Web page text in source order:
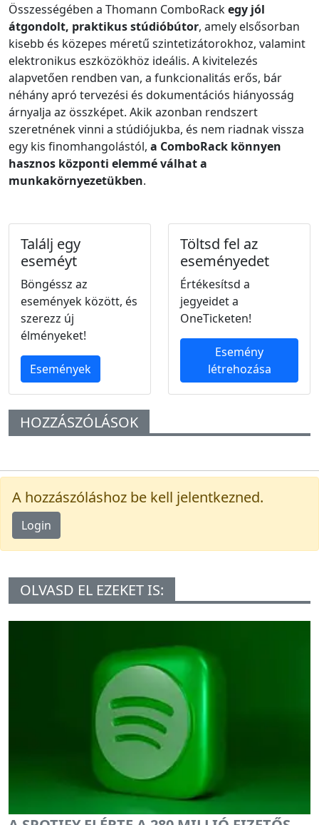
Összességében a Thomann ComboRackegy jól
átgondolt, praktikus stúdióbútor, amely elsősorban
kisebb és közepes méretű szintetizátorokhoz, valamint
elektronikus eszközökhöz ideális. A kivitelezés
alapvetően rendben van, a funkcionalitás erős, bár
néhány apró tervezési és dokumentációs hiányosság
árnyalja az összképet. Akik azonban rendszert
szeretnének vinni a stúdiójukba, és nem riadnak vissza
egy kis finomhangolástól, a ComboRack könnyen
hasznos központi elemmé válhat a
munkakörnyezetükben.
Találj egy
eseméyt
Böngéssz az
események között, és
szerezz új
élményeket!
Események
Töltsd fel az
eseményedet
Értékesítsd a
jegyeidet a
OneTicketen!
Esemény
létrehozása
HOZZÁSZÓLÁSOK
A hozzászóláshoz be kell jelentkezned.
Login
OLVASD EL EZEKET IS: